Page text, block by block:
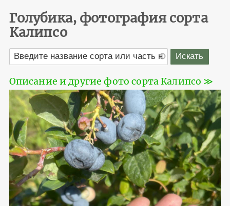
Голубика, фотография сорта
Калипсо
Описание и другие фото сорта Калипсо ≫